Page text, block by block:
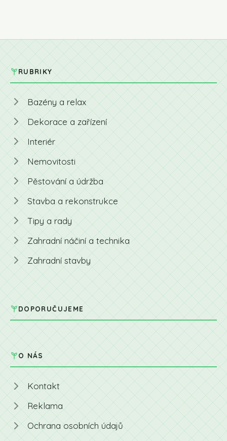
RUBRIKY
Bazény a relax
Dekorace a zařízení
Interiér
Nemovitosti
Pěstování a údržba
Stavba a rekonstrukce
Tipy a rady
Zahradní náčiní a technika
Zahradní stavby
DOPORUČUJEME
O NÁS
Kontakt
Reklama
Ochrana osobních údajů